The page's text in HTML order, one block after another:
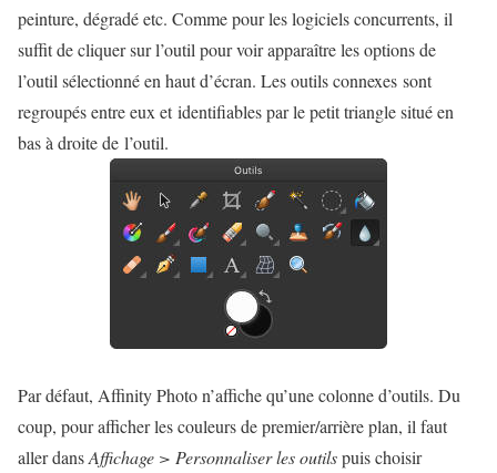
peinture, dégradé etc. Comme pour les logiciels concurrents, il
suffit de cliquer sur l’outil pour voir apparaître les options de
l’outil sélectionné en haut d’écran. Les outils connexes sont
regroupés entre eux et identifiables par le petit triangle situé en
bas à droite de l’outil.
Par défaut, Affinity Photo n’affiche qu’une colonne d’outils. Du
coup, pour afficher les couleurs de premier/arrière plan, il faut
aller dansAffichage > Personnaliser les outilspuis choisir